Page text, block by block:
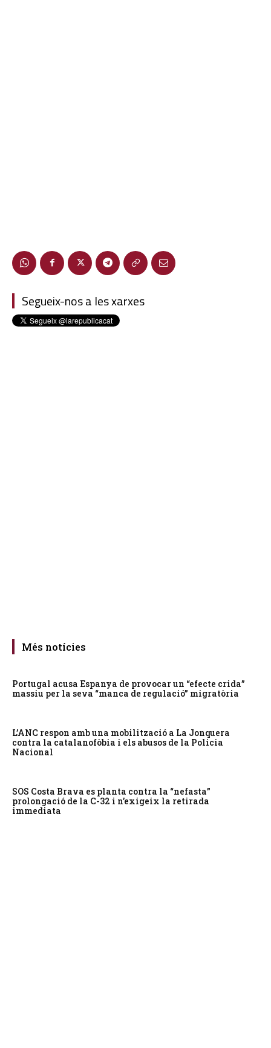
Segueix-nos a les xarxes
Més notícies
Portugal acusa Espanya de provocar un “efecte crida”
massiu per la seva “manca de regulació” migratòria
L’ANC respon amb una mobilització a La Jonquera
contra la catalanofòbia i els abusos de la Policia
Nacional
SOS Costa Brava es planta contra la “nefasta”
prolongació de la C-32 i n’exigeix la retirada
immediata